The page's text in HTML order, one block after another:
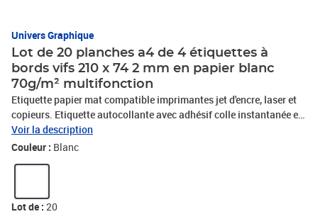
Univers Graphique
Lot de 20 planches a4 de 4 étiquettes à
bords vifs 210 x 74 2 mm en papier blanc
70g/m² multifonction
Etiquette papier mat compatible imprimantes jet d'encre, laser et
copieurs. Etiquette autocollante avec adhésif colle instantanée et
permanente. Trés utile pour toute utilisation bureautique : mailing
-publipostage, timbre, étiquette adresse,étiquette dossier ou pour
découvrir la partie adhésive rapidement.
Voir la description
Couleur : Blanc
Lot de : 20